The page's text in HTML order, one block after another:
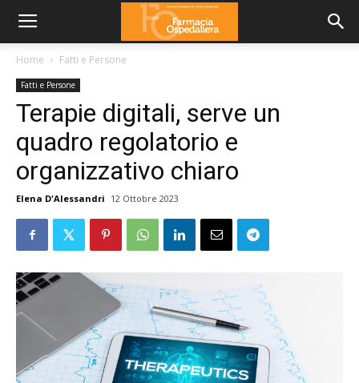
Home Fatti e Persone
Fatti e Persone
Terapie digitali, serve un
quadro regolatorio e
organizzativo chiaro
Elena D'Alessandri 12 Ottobre 2023